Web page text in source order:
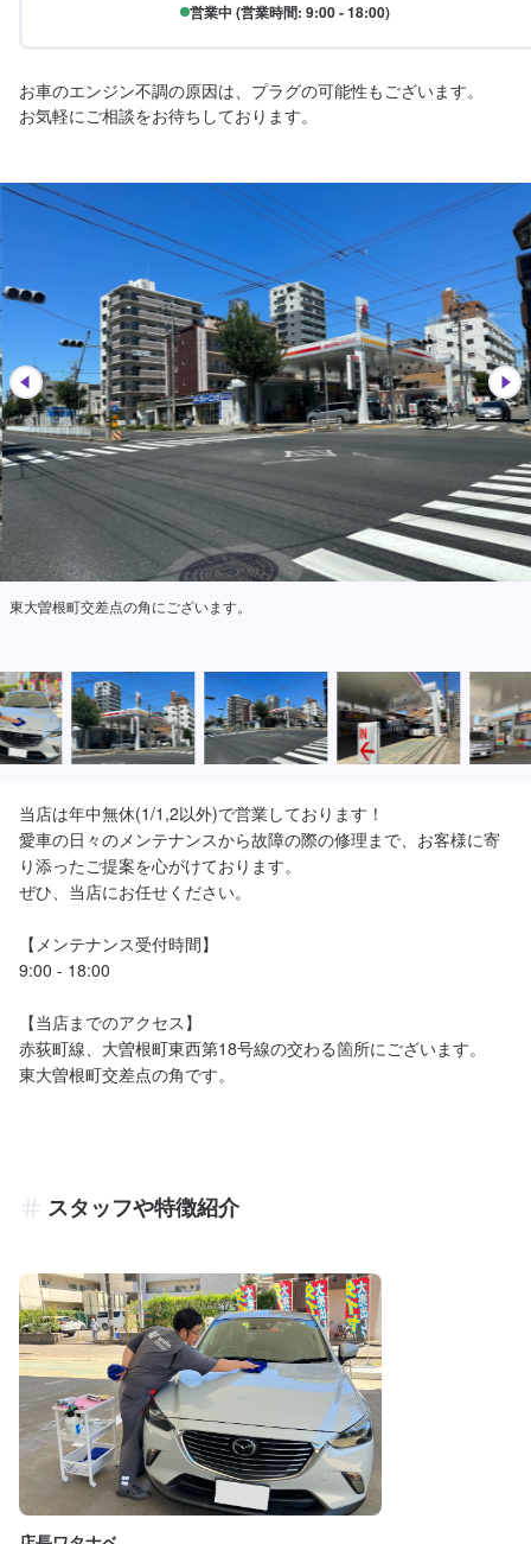
営業中 (営業時間: 9:00 - 18:00)
お車のエンジン不調の原因は、プラグの可能性もございます。
お気軽にご相談をお待ちしております。
東大曽根町交差点の角にございます。
当店は年中無休(1/1,2以外)で営業しております！
愛車の日々のメンテナンスから故障の際の修理まで、お客様に寄
り添ったご提案を心がけております。
ぜひ、当店にお任せください。
【メンテナンス受付時間】
9:00 - 18:00
【当店までのアクセス】
赤荻町線、大曽根町東西第18号線の交わる箇所にございます。
スタッフや特徴紹介